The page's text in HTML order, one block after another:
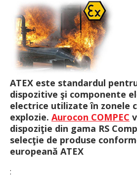
ATEX este standardul
dispozitive şi componente
electrice utilizate în zonele
explozie. Aurocon COMPEC
dispoziţie din gama RS
selecţie de produse
europeană ATEX
: